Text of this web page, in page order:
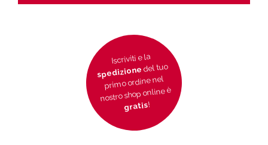
Iscriviti e la
spedizionedel tuo
primo ordine nel
nostro shop online è
gratis!